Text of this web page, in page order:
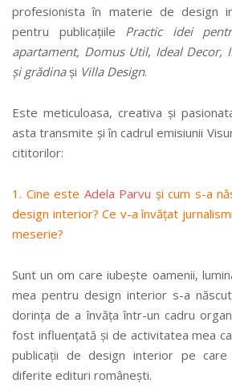
profesionista în materie de design
pentru publicațiile Practic idei
apartament, Domus Util, Ideal Decor,
şi grădinaşi Villa Design.
Este meticuloasa, creativa și
asta transmite și în cadrul emisiunii
cititorilor:
1. Cine este Adela Parvu și cum s-a
design interior? Ce v-a învățat
meserie?
Sunt un om care iubește oamenii,
mea pentru design interior s-a
dorința de a învăța într-un cadru
fost influențată și de activitatea mea
publicații de design interior pe
diferite edituri românești.